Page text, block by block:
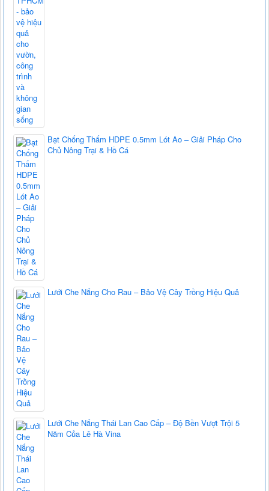
Bạt Chống Thấm HDPE 0.5mm Lót Ao – Giải Pháp Cho
Chủ Nông Trại & Hồ Cá
Lưới Che Nắng Cho Rau – Bảo Vệ Cây Trồng Hiệu Quả
Lưới Che Nắng Thái Lan Cao Cấp – Độ Bền Vượt Trội 5
Năm Của Lê Hà Vina